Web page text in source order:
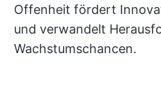
Offenheit fördert
und verwandelt
Wachstumschancen.